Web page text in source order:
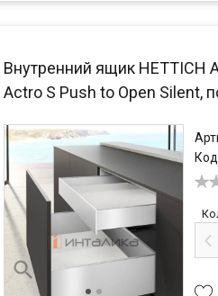
Внутренний ящик HETTICH
Actro S Push to Open Silent,